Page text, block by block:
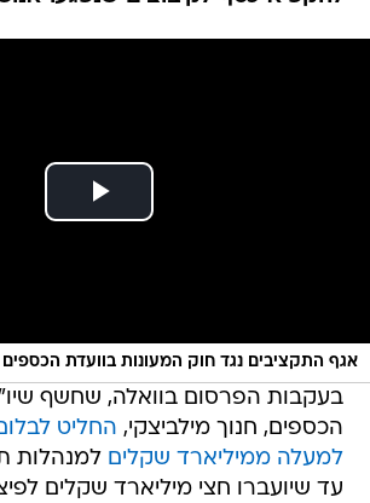
אגף התקציבים נגד חוק המעונות בוועדת הכספים
בעקבות הפרסום בוואלה, שחשף
הכספים, חנוך מילביצקי, החליט
למעלה ממיליארד שקלים למנהלות
עד שיועברו חצי מיליארד שקלים